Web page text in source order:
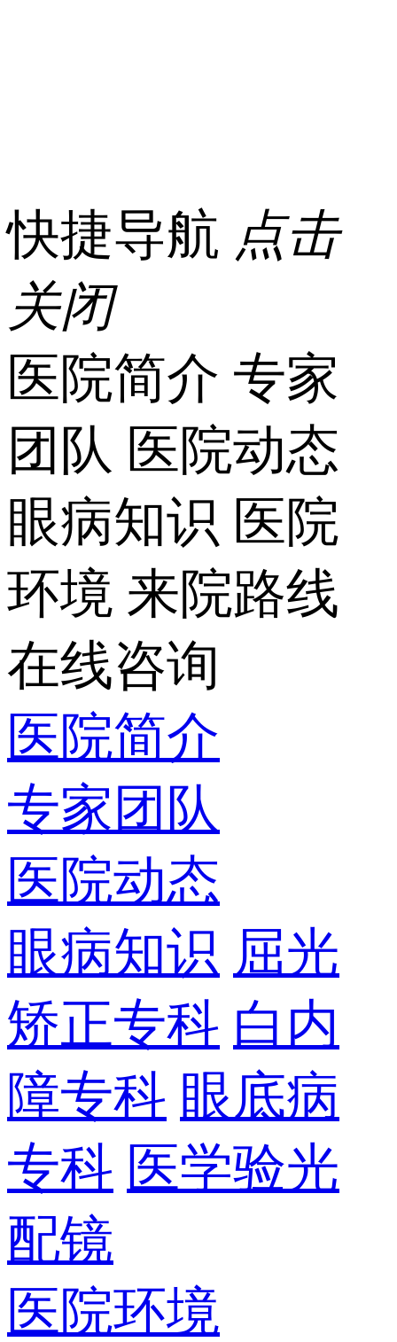
快捷导航 点击
关闭
医院简介 专家
团队 医院动态
眼病知识 医院
环境 来院路线
在线咨询
医院简介
专家团队
医院动态
眼病知识 屈光
矫正专科 白内
障专科 眼底病
专科 医学验光
配镜
医院环境